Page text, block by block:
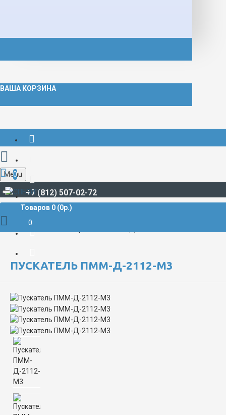
ВАША КОРЗИНА
+7 (812) 507-02-72
Menu
0
Товаров 0 (0р.)
0
НИЗКОВОЛЬТНОЕ ОБОРУДОВАНИЕ
ПУСКАТЕЛЬ ПММ-Д-2112-М3